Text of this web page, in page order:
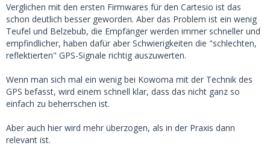
Verglichen mit den ersten Firmwares für den Cartesio ist das
schon deutlich besser geworden. Aber das Problem ist ein wenig
Teufel und Belzebub, die Empfänger werden immer schneller und
empfindlicher, haben dafür aber Schwierigkeiten die "schlechten,
reflektierten" GPS-Signale richtig auszuwerten.
Wenn man sich mal ein wenig bei Kowoma mit der Technik des
GPS befasst, wird einem schnell klar, dass das nicht ganz so
einfach zu beherrschen ist.
Aber auch hier wird mehr überzogen, als in der Praxis dann
relevant ist.